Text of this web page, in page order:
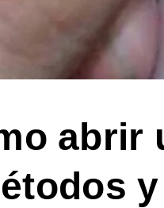
abrir